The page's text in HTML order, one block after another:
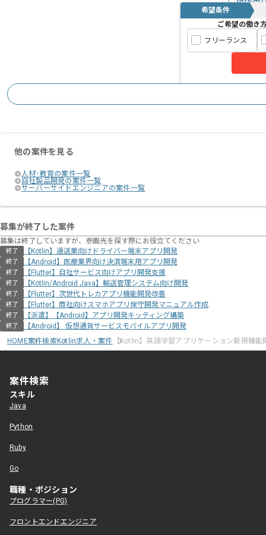
希望条件
ご希望の働き
フリーランス
他の案件を見る
人材･教育の案件一覧
自社製品開発の案件一覧
サーバーサイドエンジニアの案件一覧
募集が終了した案件
募集は終了していますが、参画先を探す際にお役立てください
終了 【Kotlin】運送業向けドライバー端末アプリ開発
終了 【Android】医療業界向け決済端末用アプリ開発
終了 【Flutter】自社サービス向けアプリ開発支援
終了 【Kotlin/Android Java】輸送管理システム向け開発
終了 【Flutter】次世代トレカアプリ機能開発改善
終了 【Flutter】商社向けスマホアプリ保守開発マニュアル作成
終了 【派遣】【Android】アプリ開発キッティング構築
終了
【Android】 仮想通貨サービスモバイルアプリ開発
HOME案件検索Kotlin求人・案件 【Kotlin】英語学習アプリケーション新規機
案件検索
スキル
Java
Python
Ruby
Go
職種・ポジション
プログラマー(PG)
フロントエンドエンジニア